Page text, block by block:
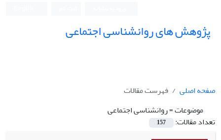
پژوهش های روانشناسی اجتماعی
صفحه اصلی
فهرست مقالات
موضوعات =روانشناسی اجتماعی
تعداد مقالات:
157